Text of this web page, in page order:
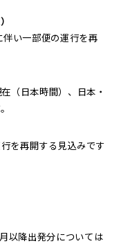
い一部便の運行を再
（日本時間）、日本・
を再開する見込みです
以降出発分については